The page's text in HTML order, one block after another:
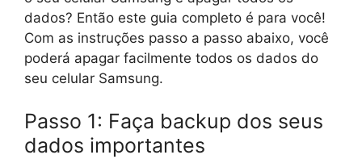
dados? Então este guia completo é para você!
Com as instruções passo a passo abaixo, você
poderá apagar facilmente todos os dados do
seu celular Samsung.
Passo 1: Faça backup dos seus
dados importantes